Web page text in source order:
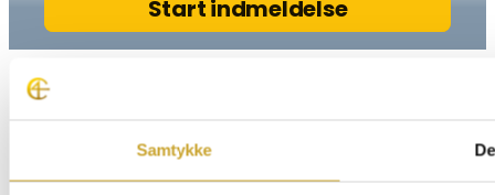
Samtykke